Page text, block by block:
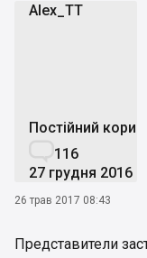
Alex_TT
Постійний
116
27 грудня 2016
26 трав 2017 08:43
Представители